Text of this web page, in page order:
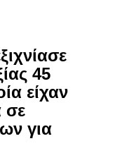
45
είχαν
σε
για